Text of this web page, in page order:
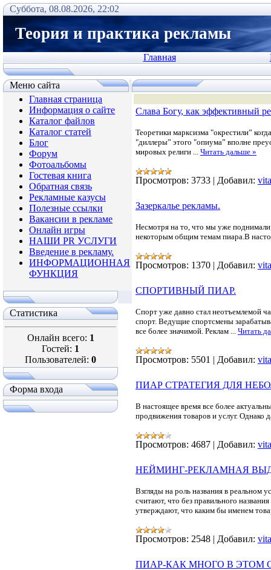
Суббота, 08.08.2026, 22:02
Теория и практика рекламы
Главная
Меню сайта
Главная страница
Информация о сайте
Каталог файлов
Каталог статей
Блог
Форум
Фотоальбомы
Гостевая книга
Обратная связь
Рекламные казусы
Полезные ссылки
Вакансии в рекламе
Онлайн игры
НАШИ PR УСЛУГИ
Введение в рекламу.
ИНФОРМАЦИОННАЯ
ФУНКЦИЯ
Статистика
Онлайн всего: 1
Гостей: 1
Пользователей: 0
Форма входа
Слава Богу, как эффективный
Теоретики марксизма "окрестили”
"диллеры” этого "опиума” вполне
мировых религи ... Читать дальше »
Просмотров: 3733 | Добавил:
Зазеркалье рекламы.
Несмотря на то, что мы уже
некоторым общим темам пиара.В
Просмотров: 1370 | Добавил:
СПОРТИВНЫЙ ПИАР.
Спорт уже давно стал неотъемлемой
спорт. Ведущие спортсмены
все более значимой. Реклам ... Читать
Просмотров: 5501 | Добавил:
ПИАР СТРАТЕГИЯ ДЛЯ
В настоящее время все более
продвижения товаров и услуг. Однако
Просмотров: 4687 | Добавил:
НЕЙМИНГ-РЕКЛАМНАЯ
Взгляды на роль названия в реальном
считают, что без правильного
утверждают, что каким бы именем
Просмотров: 2548 | Добавил:
ПИАР-КАК МНОГО В ЭТОМ